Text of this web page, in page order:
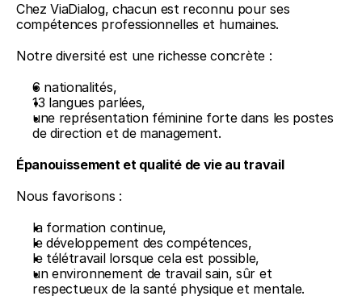
Chez ViaDialog, chacun est reconnu pour ses
compétences professionnelles et humaines.
Notre diversité est une richesse concrète :
6 nationalités,
13 langues parlées,
une représentation féminine forte dans les postes
de direction et de management.
Épanouissement et qualité de vie au travail
Nous favorisons :
la formation continue,
le développement des compétences,
le télétravail lorsque cela est possible,
un environnement de travail sain, sûr et
respectueux de la santé physique et mentale.